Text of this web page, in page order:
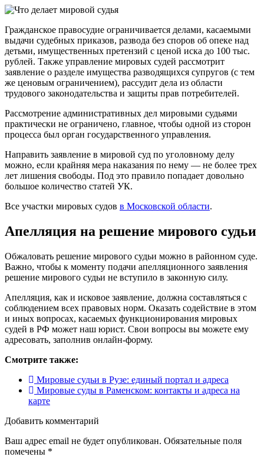
Гражданское правосудие ограничивается делами, касаемыми
выдачи судебных приказов, развода без споров об опеке над
детьми, имущественных претензий с ценой иска до 100 тыс.
рублей. Также управление мировых судей рассмотрит
заявление о разделе имущества разводящихся супругов (с тем
же ценовым ограничением), рассудит дела из области
трудового законодательства и защиты прав потребителей.
Рассмотрение административных дел мировыми судьями
практически не ограничено, главное, чтобы одной из сторон
процесса был орган государственного управления.
Направить заявление в мировой суд по уголовному делу
можно, если крайняя мера наказания по нему — не более трех
лет лишения свободы. Под это правило попадает довольно
большое количество статей УК.
Все участки мировых судов в Московской области.
Апелляция на решение мирового судьи
Обжаловать решение мирового судьи можно в районном суде.
Важно, чтобы к моменту подачи апелляционного заявления
решение мирового судьи не вступило в законную силу.
Апелляция, как и исковое заявление, должна составляться с
соблюдением всех правовых норм. Оказать содействие в этом
и иных вопросах, касаемых функционирования мировых
судей в РФ может наш юрист. Свои вопросы вы можете ему
адресовать, заполнив онлайн-форму.
Смотрите также:
Мировые судьи в Рузе: единый портал и адреса
Мировые суды в Раменском: контакты и адреса на
карте
Добавить комментарий
Ваш адрес email не будет опубликован. Обязательные поля
помечены *